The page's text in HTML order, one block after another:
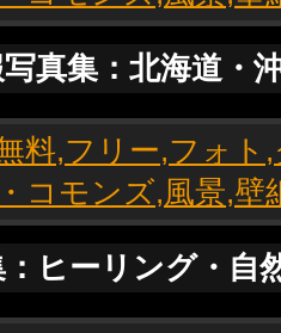
真集：北海道・
ヒーリング・自